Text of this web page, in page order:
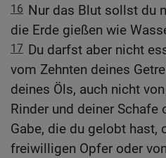
16 Nur das Blut sollst du
die Erde gießen wie
17 Du darfst aber nicht
vom Zehnten deines
deines Öls, auch nicht
Rinder und deiner Schafe
Gabe, die du gelobt hast,
freiwilligen Opfer oder